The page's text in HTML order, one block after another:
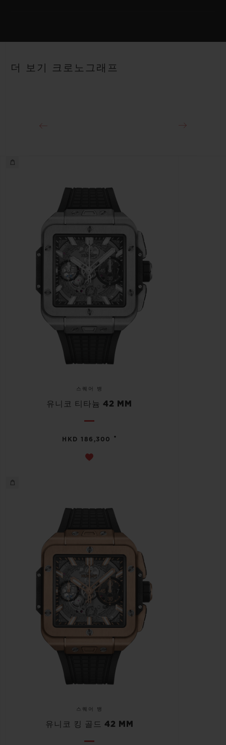
스트랩
더 보기 크로노그래프
스퀘어 뱅
유니코 티타늄 42 MM
HKD 186,300 •
스퀘어 뱅
유니코 킹 골드 42 MM